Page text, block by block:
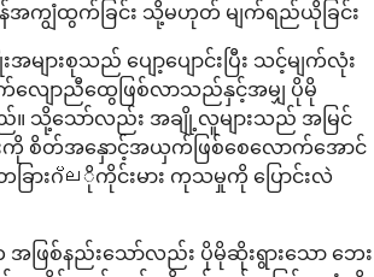
ကျွံထွက်ခြင်း သို့မဟုတ် မျက်ရည်ယိုခြင်း
ားစုသည် ပျော့ပျောင်းပြီး သင့်မျက်လုံး
လျောညီထွေဖြစ်လာသည်နှင့်အမျှ ပိုမို
။ သို့သော်လည်း အချို့လူများသည် အမြင်
ားကို စိတ်အနှောင့်အယှက်ဖြစ်စေလောက်အောင်
တခြားဂ്ലိုကိုင်းမား ကုသမှုကို ပြောင်းလဲ
ဖြစ်နည်းသော်လည်း ပိုမိုဆိုးရွားသော ဘေး